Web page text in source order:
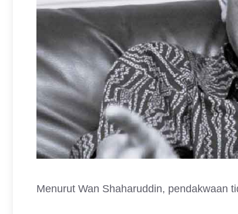
Menurut Wan Shaharuddin, pendakwaan